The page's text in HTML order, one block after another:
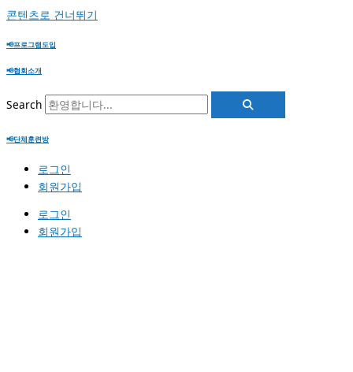
콘텐츠로 건너뛰기
📢프로그램도입
📢협회소개
Search
📢단체훈련방
로그인
회원가입
로그인
회원가입